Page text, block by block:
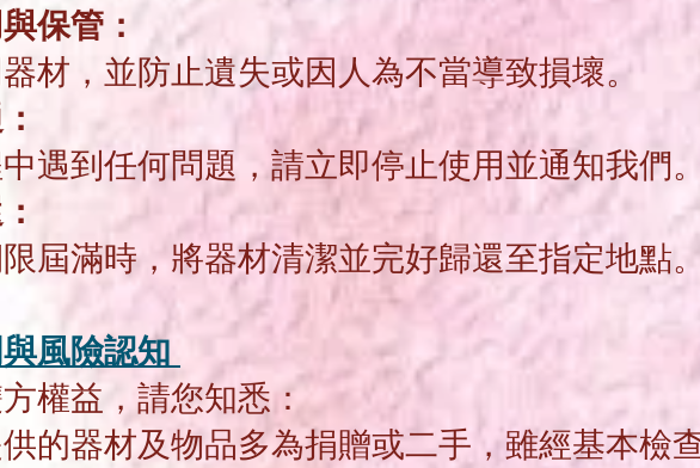
保管：
材，並防止遺失或因人為不當導致損壞。
遇到任何問題，請立即停止使用並通知我們。
屆滿時，將器材清潔並完好歸還至指定地點
風險認知
權益，請您知悉：
的器材及物品多為捐贈或二手，雖經基本檢